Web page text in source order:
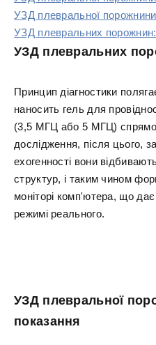
УЗД плевральної
УЗД плевральних
УЗД плевральних
Принцип діагностики
наносить гель для
(3,5 МГЦ або 5 МГЦ)
дослідження, після цього,
ехогенності вони
структур, і таким чином
моніторі комп'ютера, що
режимі реального.
УЗД плевральної
показання